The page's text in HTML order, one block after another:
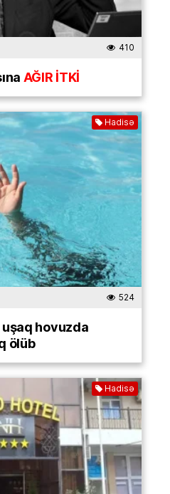
410
AĞIR İTKİ
Hadisə
524
uşaq hovuzda
ölüb
Hadisə